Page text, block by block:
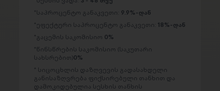
საპროცენტო განაკვეთი: 9.9%-დან
ეფექტური საპროცენტო განაკვეთი: 18%-დან
გაცემის საკომისიო 0%
წინსწრების საკომისიო (საკუთარი
სახსრებით)0%
სიცოცხლის დაზღვევის გადასახდელი
განისაზღვრება ფიქსირებული თანხით და
დამოკიდებულია სესხის თანხის